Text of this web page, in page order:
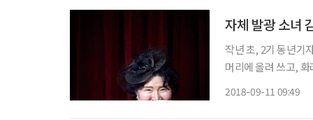
자체 발광 소녀
작년 초, 2기 동년기
머리에 올려 쓰고,
2018-09-11 09:49